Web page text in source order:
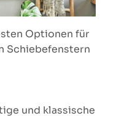
Optionen für
Schiebefenstern
und klassische